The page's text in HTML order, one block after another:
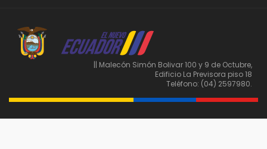
|| Malecón Simón Bolivar 100 y 9 de Octubre,
Edificio La Previsora piso 18
Teléfono: (04) 2597980.